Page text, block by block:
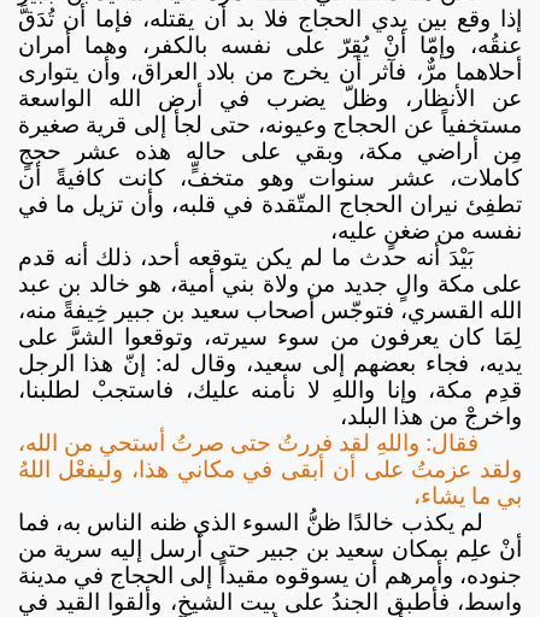
إذا وقع بين يدي الحجاج فلا بد أن يقتله، فإما أن تُدَقَّ
عنقُه، وإمّا أنْ يُقِرّ على نفسه بالكفر، وهما أمران
أحلاهما مرٌّ، فآثر أن يخرج من بلاد العراق، وأن يتوارى
عن الأنظار، وظلّ يضرب في أرض الله الواسعة
مستخفياً عن الحجاج وعيونه، حتى لجأ إلى قرية صغيرة
مِن أراضي مكة، وبقي على حاله هذه عشر حججٍ
كاملات، عشر سنوات وهو متخفٍّ، كانت كافيةً أن
تطفِئ نيران الحجاج المتّقدة في قلبه، وأن تزيل ما في
نفسه من ضغنٍ عليه،
بَيْدَ أنه حدث ما لم يكن يتوقعه أحد، ذلك أنه قدم
على مكة والٍ جديد من ولاة بني أمية، هو خالد بن عبد
الله القسري، فتوجّس أصحاب سعيد بن جبير خِيفةً منه،
لِمَا كان يعرفون من سوء سيرته، وتوقعوا الشرَّ على
يديه، فجاء بعضهم إلى سعيد، وقال له: إنّ هذا الرجل
قدِم مكة، وإنا واللهِ لا نأمنه عليك، فاستجبْ لطلبنا،
واخرجْ من هذا البلد،
فقال: واللهِ لقد فررتُ حتى صرتُ أستحي من الله،
ولقد عزمتُ على أن أبقى في مكاني هذا، وليفعْل اللهُ
بي ما يشاء،
لم يكذب خالدًا ظنُّ السوء الذي ظنه الناس به، فما
أنْ علِم بمكان سعيد بن جبير حتى أرسل إليه سرية من
جنوده، وأمرهم أن يسوقوه مقيداً إلى الحجاج في مدينة
واسط، فأطبق الجندُ على بيت الشيخ، وألقوا القيد في